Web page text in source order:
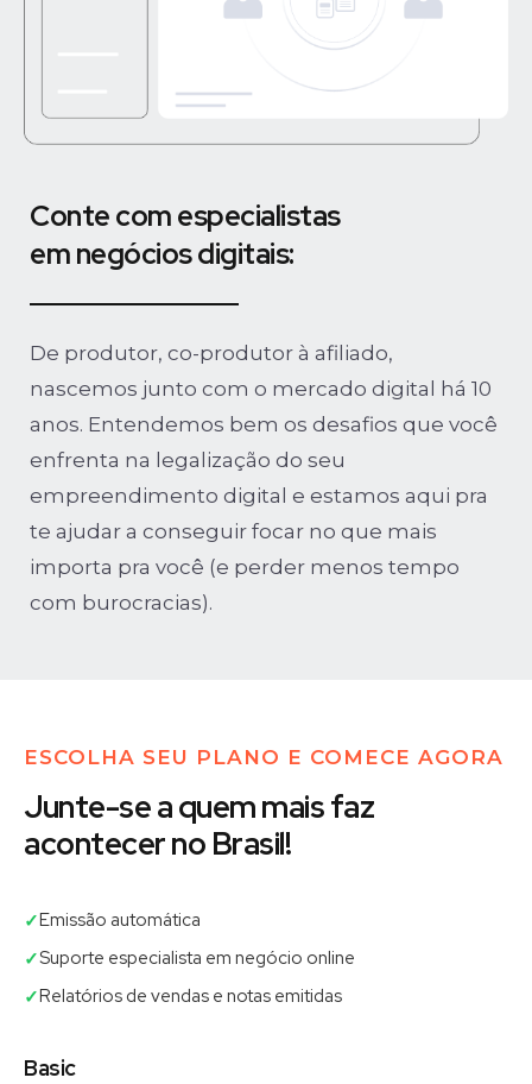
Conte com especialistas
em negócios digitais:
De produtor, co-produtor à afiliado,
nascemos junto com o mercado digital há 10
anos. Entendemos bem os desafios que você
enfrenta na legalização do seu
empreendimento digital e estamos aqui pra
te ajudar a conseguir focar no que mais
importa pra você (e perder menos tempo
com burocracias).
ESCOLHA SEU PLANO E COMECE AGORA
Junte-se a quem mais faz
acontecer no Brasil!
✓Emissão automática
✓Suporte especialista em negócio online
✓Relatórios de vendas e notas emitidas
Basic